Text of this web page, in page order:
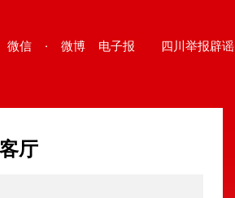
微信 · 微博 电子报 四川举报辟谣
厅